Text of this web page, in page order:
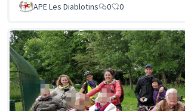
APE Les Diablotins
0 0